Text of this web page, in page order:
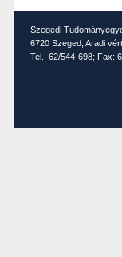
Szegedi
6720 Szeged, Aradi
Tel.: 62/544-698; Fax: